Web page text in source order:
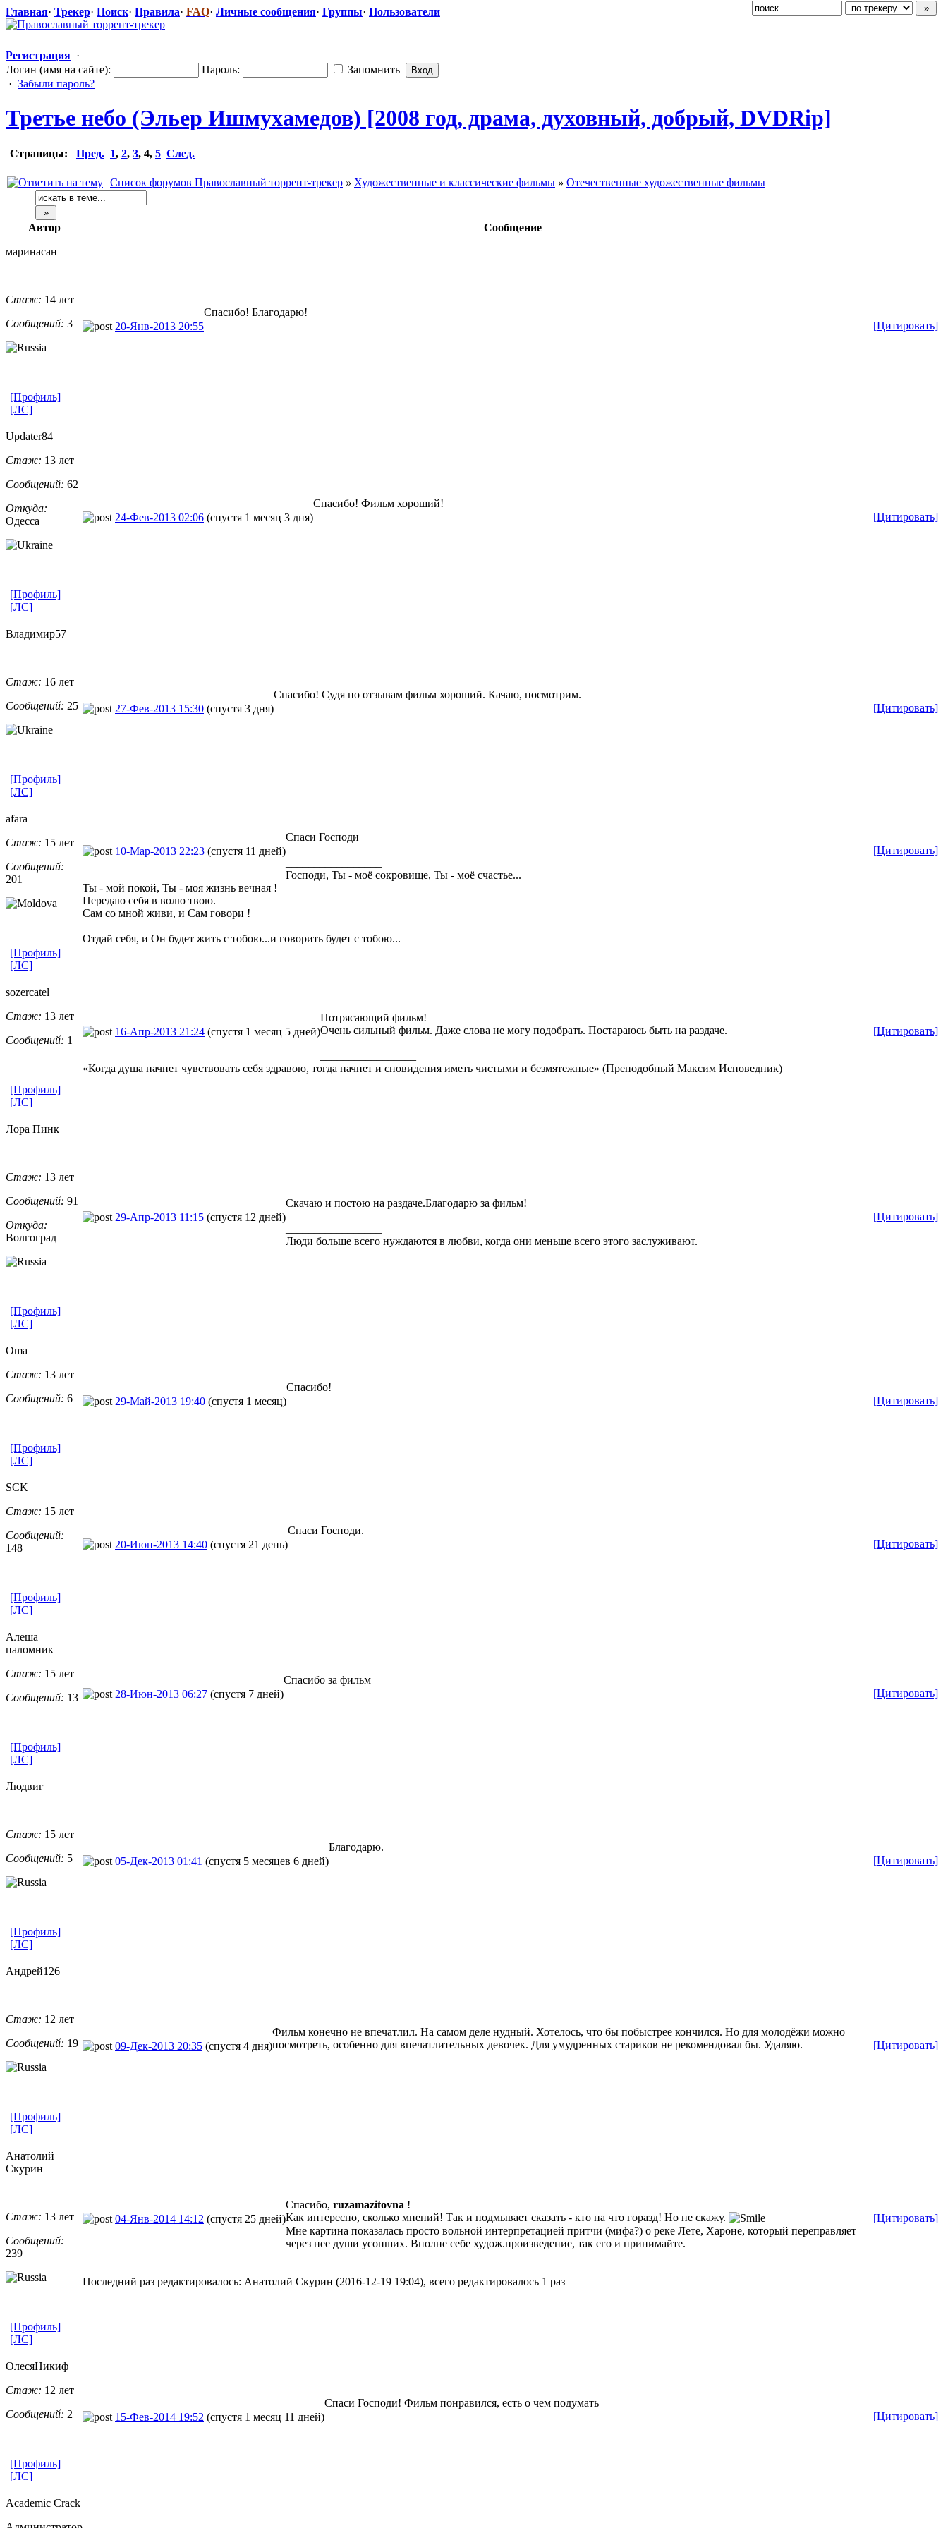
Главная· Трекер· Поиск· Правила· FAQ· Личные сообщения· Группы· Пользователи
Регистрация ·
Логин (имя на сайте):
Пароль:
Запомнить
· Забыли пароль?
Третье небо (Эльер Ишмухамедов) [2008 год, драма, духовный, добрый, DVDRip]
Страницы: Пред. 1, 2, 3, 4, 5 След.
Список форумов Православный торрент-трекер » Художественные и классические фильмы » Отечественные художественные фильмы
Автор
Сообщение
маринасан
Стаж: 14 лет
Сообщений: 3 20-Янв-2013 20:55 [Цитировать]
Спасибо! Благодарю!
[Профиль]
[ЛС]
Updater84
Стаж: 13 лет
Сообщений: 62
Откуда:
Одесса
24-Фев-2013 02:06 (спустя 1 месяц 3 дня) [Цитировать]
Спасибо! Фильм хороший!
[Профиль]
[ЛС]
Владимир57
Стаж: 16 лет
Сообщений: 25 27-Фев-2013 15:30 (спустя 3 дня) [Цитировать]
Спасибо! Судя по отзывам фильм хороший. Качаю, посмотрим.
[Профиль]
[ЛС]
afara
Стаж: 15 лет
Сообщений:
201
10-Мар-2013 22:23 (спустя 11 дней) [Цитировать]
Спаси Господи
Господи, Ты - моё сокровище, Ты - моё счастье...
Ты - мой покой, Ты - моя жизнь вечная !
Передаю себя в волю твою.
Сам со мной живи, и Сам говори !
Отдай себя, и Он будет жить с тобою...и говорить будет с тобою...
[Профиль]
[ЛС]
sozercatel
Стаж: 13 лет
Сообщений: 1
16-Апр-2013 21:24 (спустя 1 месяц 5 дней) [Цитировать]
Потрясающий фильм!
Очень сильный фильм. Даже слова не могу подобрать. Постараюсь быть на раздаче.
«Когда душа начнет чувствовать себя здравою, тогда начнет и сновидения иметь чистыми и безмятежные» (Преподобный Максим Исповедник)
[Профиль]
[ЛС]
Лора Пинк
Стаж: 13 лет
Сообщений: 91
Откуда:
Волгоград
29-Апр-2013 11:15 (спустя 12 дней) [Цитировать]
Скачаю и постою на раздаче.Благодарю за фильм!
Люди больше всего нуждаются в любви, когда они меньше всего этого заслуживают.
[Профиль]
[ЛС]
Oma
Стаж: 13 лет
Сообщений: 6 29-Май-2013 19:40 (спустя 1 месяц) [Цитировать]
Спасибо!
[Профиль]
[ЛС]
SCK
Стаж: 15 лет
Сообщений:
148
20-Июн-2013 14:40 (спустя 21 день) [Цитировать]
Спаси Господи.
[Профиль]
[ЛС]
Алеша
паломник
Стаж: 15 лет
Сообщений: 13 28-Июн-2013 06:27 (спустя 7 дней) [Цитировать]
Спасибо за фильм
[Профиль]
[ЛС]
Людвиг
Стаж: 15 лет
Сообщений: 5 05-Дек-2013 01:41 (спустя 5 месяцев 6 дней) [Цитировать]
Благодарю.
[Профиль]
[ЛС]
Андрей126
Стаж: 12 лет
Сообщений: 19 09-Дек-2013 20:35 (спустя 4 дня) [Цитировать]
Фильм конечно не впечатлил. На самом деле нудный. Хотелось, что бы побыстрее кончился. Но для молодёжи можно
посмотреть, особенно для впечатлительных девочек. Для умудренных стариков не рекомендовал бы. Удаляю.
[Профиль]
[ЛС]
Анатолий
Скурин
Стаж: 13 лет
Сообщений:
239
04-Янв-2014 14:12 (спустя 25 дней) [Цитировать]
Спасибо, ruzamazitovna !
Как интересно, сколько мнений! Так и подмывает сказать - кто на что горазд! Но не скажу.
Мне картина показалась просто вольной интерпретацией притчи (мифа?) о реке Лете, Хароне, который переправляет
через нее души усопших. Вполне себе худож.произведение, так его и принимайте.
Последний раз редактировалось: Анатолий Скурин (2016-12-19 19:04), всего редактировалось 1 раз
[Профиль]
[ЛС]
ОлесяНикиф
Стаж: 12 лет
Сообщений: 2 15-Фев-2014 19:52 (спустя 1 месяц 11 дней) [Цитировать]
Спаси Господи! Фильм понравился, есть о чем подумать
[Профиль]
[ЛС]
Academic Crack